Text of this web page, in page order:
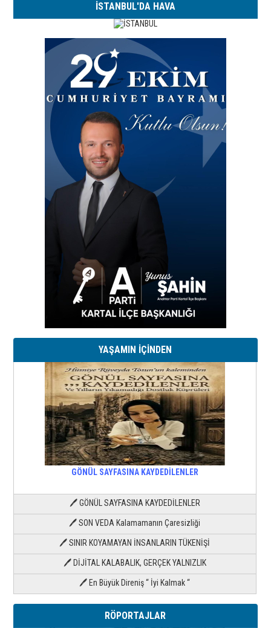
İSTANBUL'DA HAVA
YAŞAMIN İÇİNDEN
GÖNÜL SAYFASINA KAYDEDİLENLER
🖊 GÖNÜL SAYFASINA KAYDEDİLENLER
🖊 SON VEDA Kalamamanın Çaresizliği
🖊 SINIR KOYAMAYAN İNSANLARIN TÜKENİŞİ
🖊 DİJİTAL KALABALIK, GERÇEK YALNIZLIK
🖊 En Büyük Direniş “ İyi Kalmak “
RÖPORTAJLAR